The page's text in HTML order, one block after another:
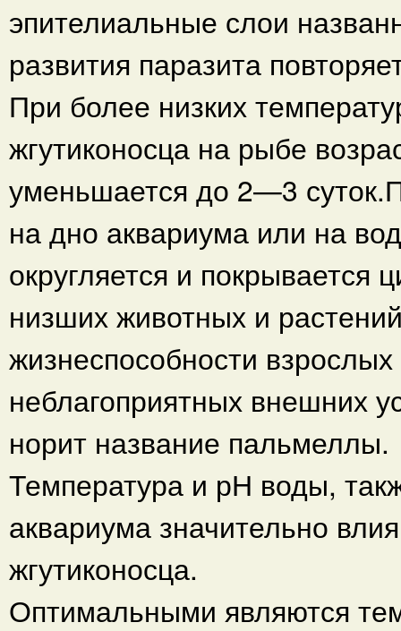
эпителиальные слои
развития паразита
При более низких
жгутиконосца на рыбе
уменьшается до 2—3
на дно аквариума или на
округляется и покрывается
низших животных и
жизнеспособности
неблагоприятных внешних
норит название пальмеллы.
Температура и рН воды,
аквариума значительно
жгутиконосца.
Оптимальными являются